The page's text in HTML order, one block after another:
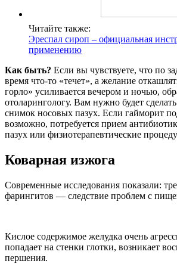
Читайте также:
Эреспал сироп – официальная
применению
Как быть? Если вы чувствуете, что по
время что-то «течет», а желание
горло» усиливается вечером и ночью,
отоларингологу. Вам нужно будет
снимок носовых пазух. Если гайморит
возможно, потребуется прием
пазух или физиотерапевтические
Коварная изжога
Современные исследования показали:
фарингитов — следствие проблем с
Кислое содержимое желудка очень
попадает на стенки глотки, возникает
першения.